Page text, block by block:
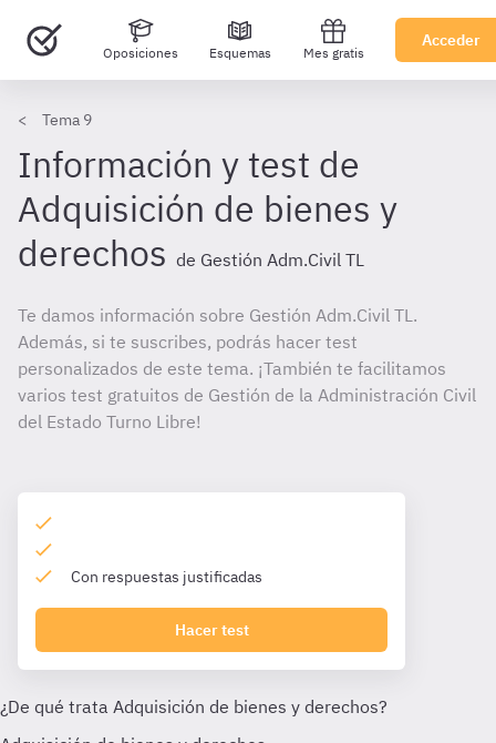
Oposiciones Esquemas Mes gratis
Acceder
Tema 9
Información y test de
Adquisición de bienes y
derechos de Gestión Adm.Civil TL
Te damos información sobre Gestión Adm.Civil TL.
Además, si te suscribes, podrás hacer test
personalizados de este tema. ¡También te facilitamos
varios test gratuitos de Gestión de la Administración Civil
del Estado Turno Libre!
Con respuestas justificadas
Hacer test